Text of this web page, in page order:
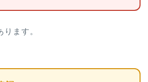
ます。